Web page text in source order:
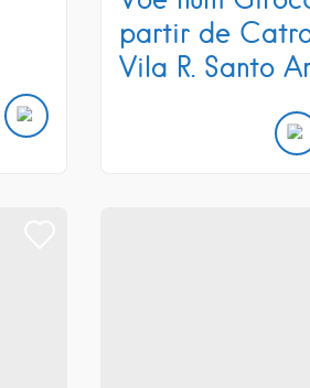
partir de
Vila R. Santo